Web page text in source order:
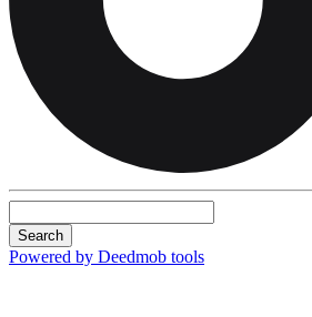
Search
Powered by Deedmob tools